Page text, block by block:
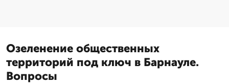
Озеленение общественных
территорий под ключ в Барнауле.
Вопросы